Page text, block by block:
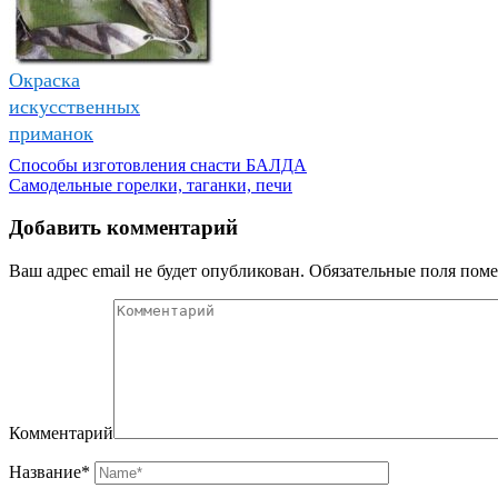
Окраска
искусственных
приманок
Способы изготовления снасти БАЛДА
Самодельные горелки, таганки, печи
Добавить комментарий
Ваш адрес email не будет опубликован. Обязательные поля
Комментарий
Название*